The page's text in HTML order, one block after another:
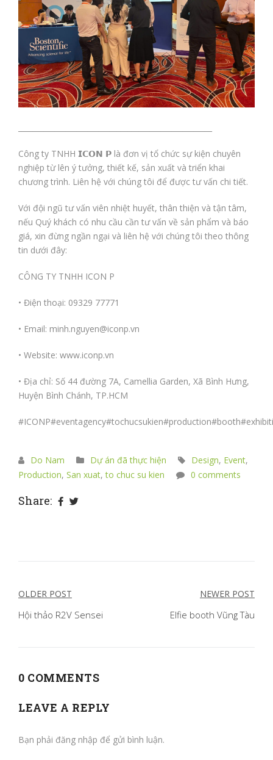
Công ty TNHH 𝗜𝗖𝗢𝗡 𝗣 là đơn vị tổ chức sự kiện chuyên
nghiệp từ lên ý tưởng, thiết kế, sản xuất và triển khai
chương trình. Liên hệ với chúng tôi để được tư vấn chi tiết.
Với đội ngũ tư vấn viên nhiệt huyết, thân thiện và tận tâm,
nếu Quý khách có nhu cầu cần tư vấn về sản phẩm và báo
giá, xin đừng ngần ngại và liên hệ với chúng tôi theo thông
tin dưới đây:
CÔNG TY TNHH ICON P
• Điện thoại: 09329 77771
• Email: minh.nguyen@iconp.vn
• Website: www.iconp.vn
• Địa chỉ: Số 44 đường 7A, Camellia Garden, Xã Bình Hưng,
Huyện Bình Chánh, TP.HCM
#ICONP#eventagency#tochucsukien#production#booth
Do Nam Dự án đã thực hiện Design, Event,
Production, San xuat,to chuc su kien 0 comments
Share:
Điều
hướng
OLDER POST
Hội thảo R2V Sensei
NEWER POST
Elfie booth Vũng Tàu
0 COMMENTS
LEAVE A REPLY
Bạn phải đăng nhập để gửi bình luận.